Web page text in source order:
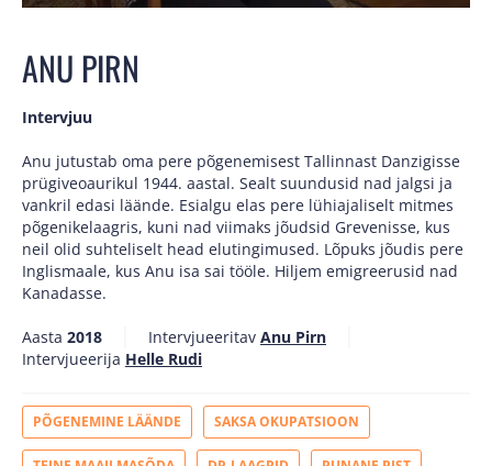
ANU PIRN
Intervjuu
Anu jutustab oma pere põgenemisest Tallinnast Danzigisse
prügiveoaurikul 1944. aastal. Sealt suundusid nad jalgsi ja
vankril edasi läände. Esialgu elas pere lühiajaliselt mitmes
põgenikelaagris, kuni nad viimaks jõudsid Grevenisse, kus
neil olid suhteliselt head elutingimused. Lõpuks jõudis pere
Inglismaale, kus Anu isa sai tööle. Hiljem emigreerusid nad
Kanadasse.
Aasta 2018 Intervjueeritav Anu Pirn
Intervjueerija Helle Rudi
PÕGENEMINE LÄÄNDE SAKSA OKUPATSIOON